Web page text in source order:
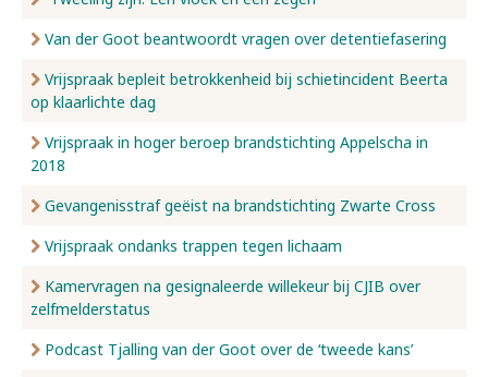
Van der Goot beantwoordt vragen over detentiefasering
Vrijspraak bepleit betrokkenheid bij schietincident Beerta
op klaarlichte dag
Vrijspraak in hoger beroep brandstichting Appelscha in
2018
Gevangenisstraf geëist na brandstichting Zwarte Cross
Vrijspraak ondanks trappen tegen lichaam
Kamervragen na gesignaleerde willekeur bij CJIB over
zelfmelderstatus
Podcast Tjalling van der Goot over de ‘tweede kans’